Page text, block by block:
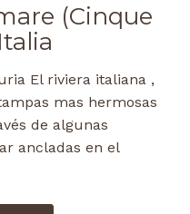
(Cinque
El riviera italiana ,
mas hermosas
de algunas
ancladas en el